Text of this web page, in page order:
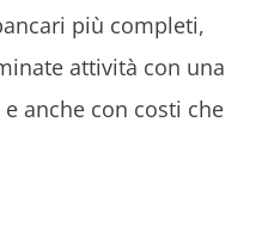
più completi,
attività con una
anche con costi che